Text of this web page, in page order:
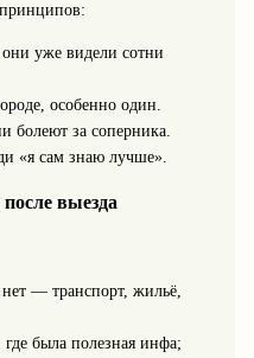
уже видели сотни
особенно один.
болеют за соперника.
«я сам знаю лучше».
выезда
— транспорт, жильё,
была полезная инфа;